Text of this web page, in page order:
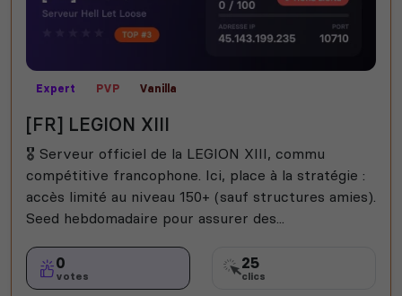
Expert PVP Vanilla
[FR] LEGION XIII
🎖️ Serveur officiel de la LEGION XIII, commu
compétitive francophone. Ici, place à la stratégie :
accès limité au niveau 150+ (sauf structures amies).
Seed hebdomadaire pour assurer des...
0
votes
25
clics